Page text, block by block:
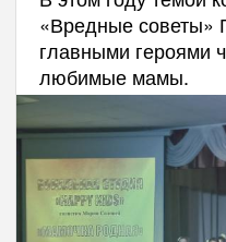
«Вредные советы»
главными героями
любимые мамы.